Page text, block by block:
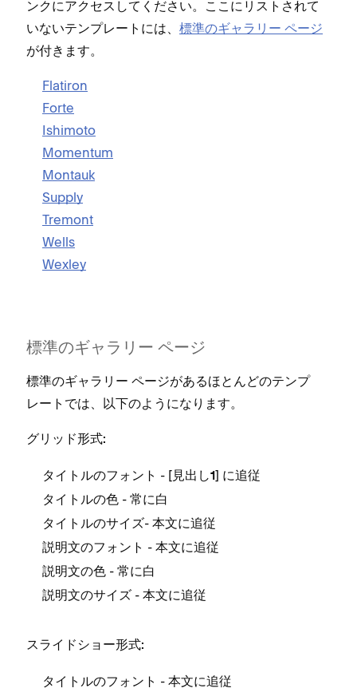
ンクにアクセスしてください⁠。ここにリストされて
いないテンプレ⁠ートには⁠、 標準のギ⁠ャラリ⁠ー ペ⁠ージ
が付きます⁠。
Flatiron
Forte
Ishimoto
Momentum
Montauk
Supply
Tremont
Wells
Wexley
標準のギ⁠ャラリ⁠ー ペ⁠ージ
標準のギ⁠ャラリ⁠ー ペ⁠ージがあるほとんどのテンプ
レ⁠ートでは⁠、以下のようになります⁠。
グリ⁠ッド形式⁠:
タイトルのフ⁠ォント - [⁠見出し1⁠] に追従
タイトルの色 - 常に白
タイトルのサイズ- 本文に追従
説明文のフ⁠ォント - 本文に追従
説明文の色 - 常に白
説明文のサイズ - 本文に追従
スライドシ⁠ョ⁠ー形式⁠:
タイトルのフ⁠ォント - 本文に追従